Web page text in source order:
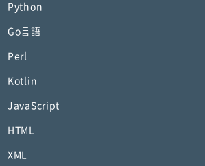
Python
Go言語
Perl
Kotlin
JavaScript
HTML
XML